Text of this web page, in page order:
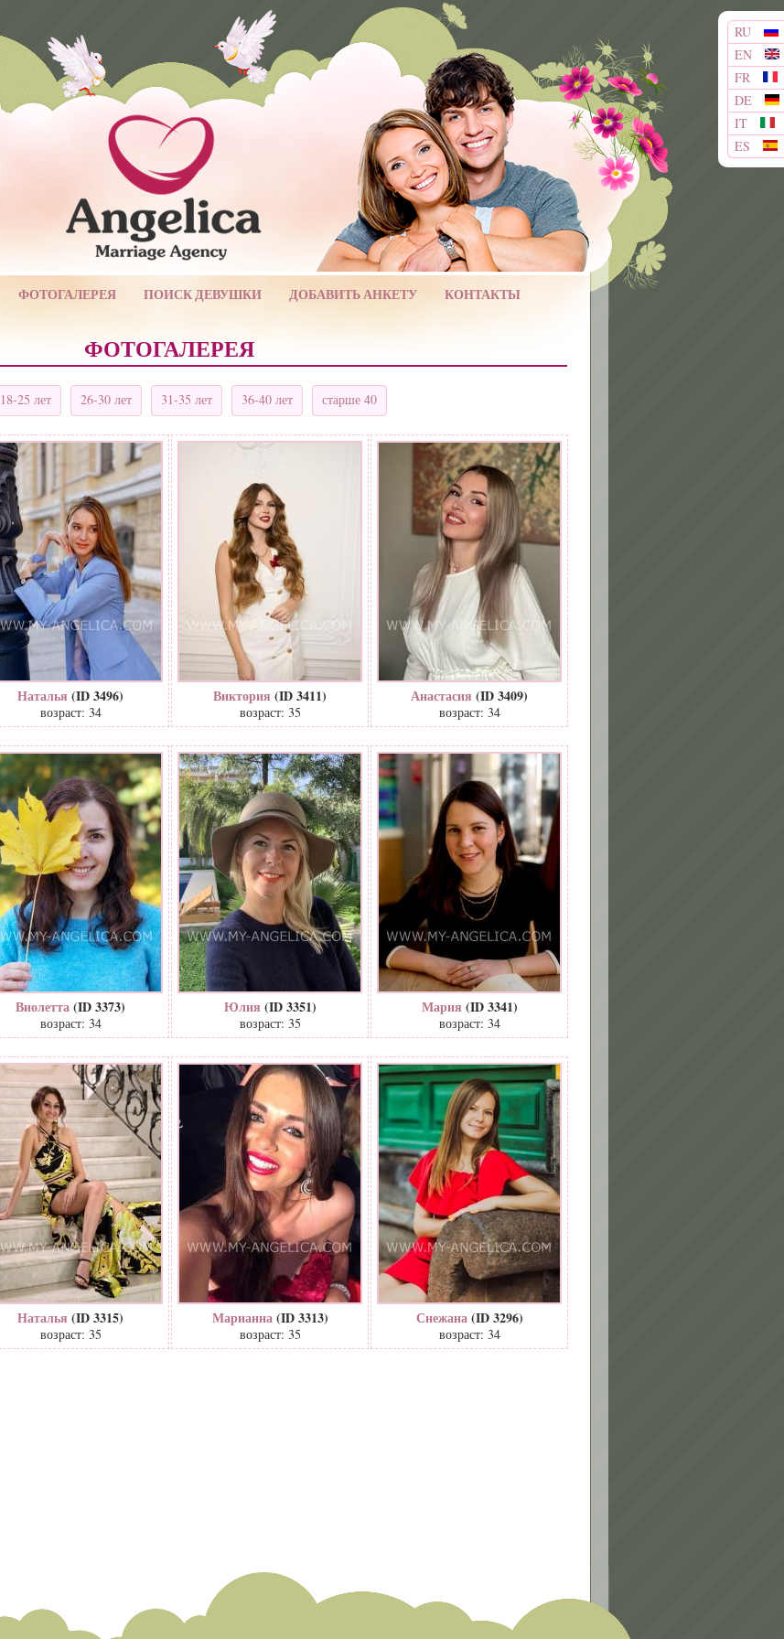
RU
EN
FR
DE
IT
ES
ФОТОГАЛЕРЕЯ ПОИСК ДЕВУШКИ ДОБАВИТЬ АНКЕТУ КОНТАКТЫ
ФОТОГАЛЕРЕЯ
18-25 лет 26-30 лет 31-35 лет 36-40 лет старше 40
Наталья (ID 3496)
возраст: 34
Виктория (ID 3411)
возраст: 35
Анастасия (ID 3409)
возраст: 34
Виолетта(ID 3373)
возраст: 34
Юлия (ID 3351)
возраст: 35
Мария (ID 3341)
возраст: 34
Наталья (ID 3315)
возраст: 35
Марианна (ID 3313)
возраст: 35
Снежана (ID 3296)
возраст: 34